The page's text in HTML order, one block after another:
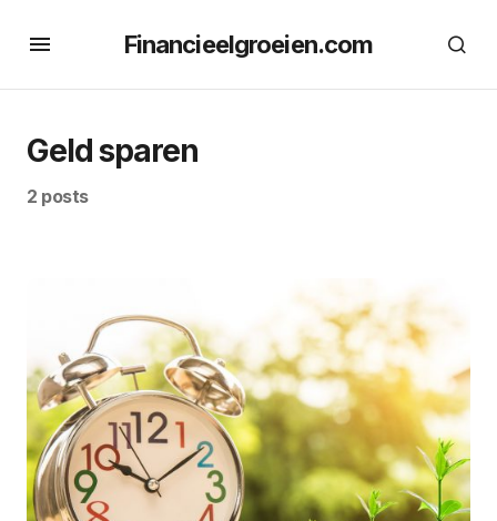
Financieelgroeien.com
Geld sparen
2 posts